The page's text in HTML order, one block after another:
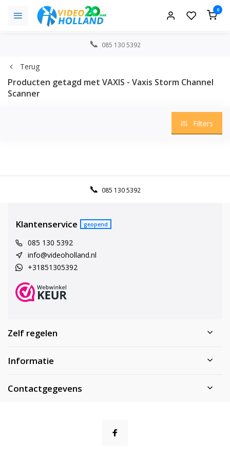
0
085 130 5392
Terug
Producten getagd met VAXIS - Vaxis Storm Channel
Scanner
Filters
085 130 5392
Klantenservice geopend
085 130 5392
info@videoholland.nl
+31851305392
Zelf regelen
Informatie
Contactgegevens